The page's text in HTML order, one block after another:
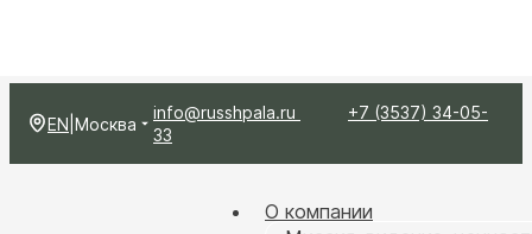
EN Москва
info@russhpala.ru
+7 (3537) 34-05-
33
О компании